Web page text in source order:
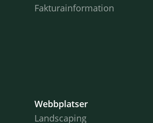
Fakturainformation
Webbplatser
Landscaping